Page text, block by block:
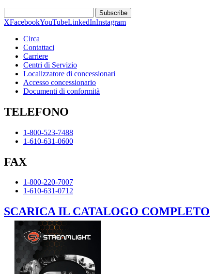
Subscribe
XFacebookYouTubeLinkedInInstagram
Circa
Contattaci
Carriere
Centri di Servizio
Localizzatore di concessionari
Accesso concessionario
Documenti di conformità
TELEFONO
1-800-523-7488
1-610-631-0600
FAX
1-800-220-7007
1-610-631-0712
SCARICA IL CATALOGO COMPLETO